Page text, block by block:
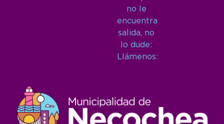
no le
encuentra
salida, no
lo dude:
Llámenos: